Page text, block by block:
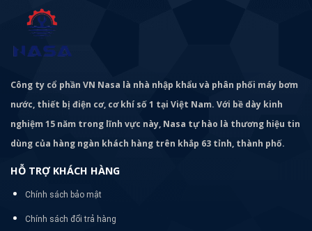
Công ty cổ phần VN Nasa là nhà nhập khẩu và phân phối máy bơm
nước, thiết bị điện cơ, cơ khí số 1 tại Việt Nam. Với bề dày kinh
nghiệm 15 năm trong lĩnh vực này, Nasa tự hào là thương hiệu tin
dùng của hàng ngàn khách hàng trên khắp 63 tỉnh, thành phố.
HỖ TRỢ KHÁCH HÀNG
Chính sách bảo mật
Chính sách đổi trả hàng